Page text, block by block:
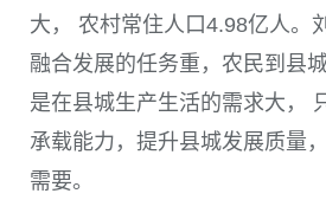
大， 农村常住人口4.98亿人。
融合发展的任务重，农民到县
是在县城生产生活的需求大，
承载能力，提升县城发展质量
需要。